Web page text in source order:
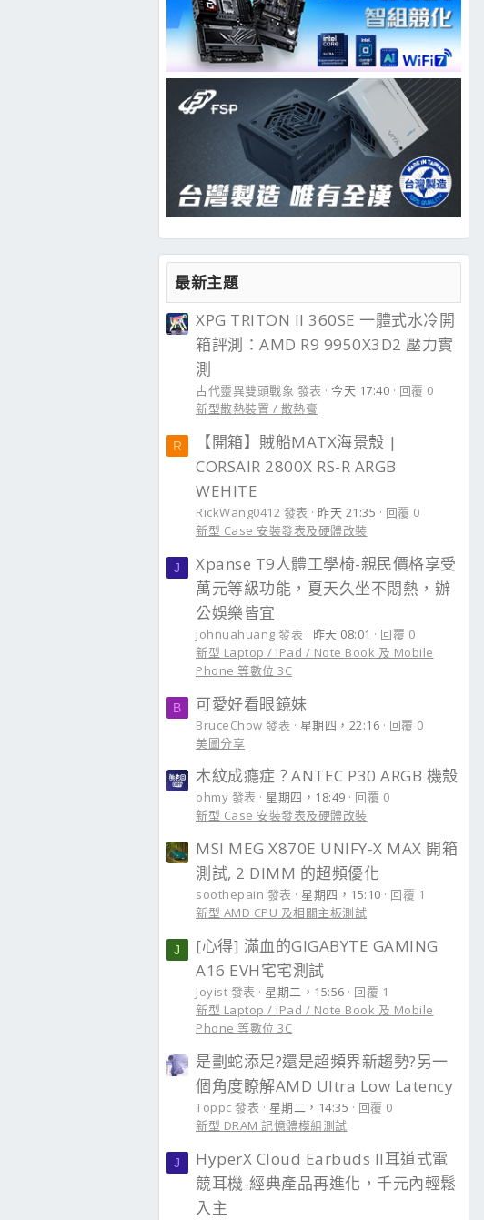
最新主題
XPG TRITON II 360SE 一體式水冷開
箱評測：AMD R9 9950X3D2 壓力實
測
古代靈異雙頭戰象 發表 今天 17:40
回覆 0
新型散熱裝置 / 散熱膏
R
【開箱】賊船MATX海景殼 |
CORSAIR 2800X RS-R ARGB
WEHITE
RickWang0412 發表 昨天 21:35
回覆 0
新型 Case 安裝發表及硬體改裝
J
Xpanse T9人體工學椅-親民價格享受
萬元等級功能，夏天久坐不悶熱，辦
公娛樂皆宜
johnuahuang 發表 昨天 08:01
回覆 0
新型 Laptop / iPad / Note Book 及 Mobile
Phone 等數位 3C
B 可愛好看眼鏡妹
BruceChow 發表 星期四，22:16
回覆 0
美圖分享
木紋成癮症？ANTEC P30 ARGB 機殼
ohmy 發表 星期四，18:49
回覆 0
新型 Case 安裝發表及硬體改裝
MSI MEG X870E UNIFY-X MAX 開箱
測試, 2 DIMM 的超頻優化
soothepain 發表 星期四，15:10
回覆 1
新型 AMD CPU 及相關主板測試
J
[心得] 滿血的GIGABYTE GAMING
A16 EVH宅宅測試
Joyist 發表 星期二，15:56
回覆 1
新型 Laptop / iPad / Note Book 及 Mobile
Phone 等數位 3C
是劃蛇添足?還是超頻界新趨勢?另一
個角度瞭解AMD Ultra Low Latency
Toppc 發表 星期二，14:35
回覆 0
新型 DRAM 記憶體模組測試
J
HyperX Cloud Earbuds II耳道式電
競耳機-經典產品再進化，千元內輕鬆
入主